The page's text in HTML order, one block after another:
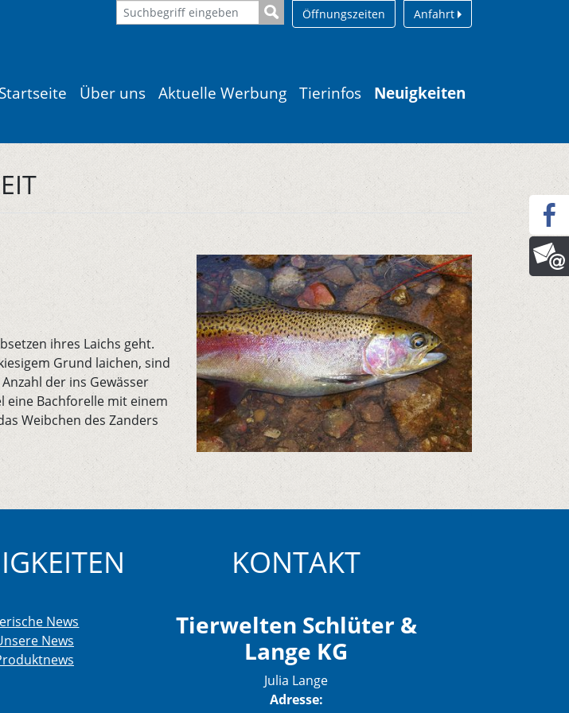
Öffnungszeiten Anfahrt
Startseite Über uns Aktuelle Werbung Tierinfos Neuigkeiten
ihres Laichs geht.
Grund laichen, sind
der ins Gewässer
eine Bachforelle mit einem
Weibchen des Zanders
News
News
KONTAKT
Tierwelten Schlüter &
Lange KG
Julia Lange
Adresse: